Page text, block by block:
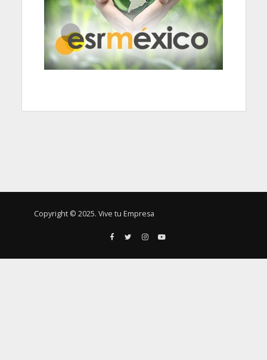
Copyright © 2025. Vive tu Empresa